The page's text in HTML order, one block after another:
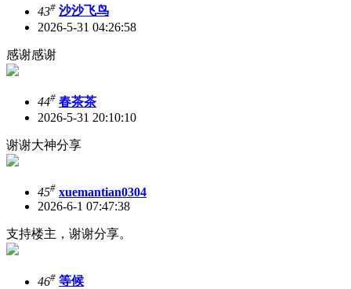
43# 沙沙飞鸟
2026-5-31 04:26:58
感谢感谢
44# 春茶茶
2026-5-31 20:10:10
谢谢大神分享
45# xuemantian0304
2026-6-1 07:47:38
支持楼主，谢谢分享。
46# 等候